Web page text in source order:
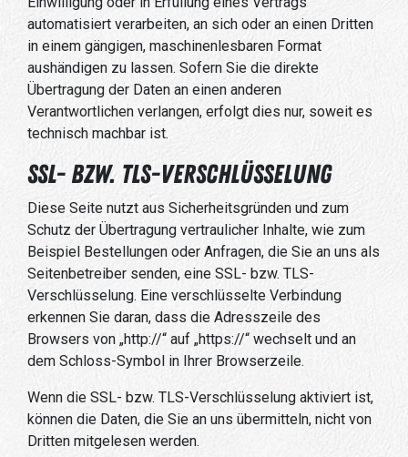
automatisiert verarbeiten, an sich oder an einen Dritten
in einem gängigen, maschinenlesbaren Format
aushändigen zu lassen. Sofern Sie die direkte
Übertragung der Daten an einen anderen
Verantwortlichen verlangen, erfolgt dies nur, soweit es
technisch machbar ist.
SSL- bzw. TLS-Verschlüsselung
Diese Seite nutzt aus Sicherheitsgründen und zum
Schutz der Übertragung vertraulicher Inhalte, wie zum
Beispiel Bestellungen oder Anfragen, die Sie an uns als
Seitenbetreiber senden, eine SSL- bzw. TLS-
Verschlüsselung. Eine verschlüsselte Verbindung
erkennen Sie daran, dass die Adresszeile des
Browsers von „http://“ auf „https://“ wechselt und an
dem Schloss-Symbol in Ihrer Browserzeile.
Wenn die SSL- bzw. TLS-Verschlüsselung aktiviert ist,
können die Daten, die Sie an uns übermitteln, nicht von
Dritten mitgelesen werden.